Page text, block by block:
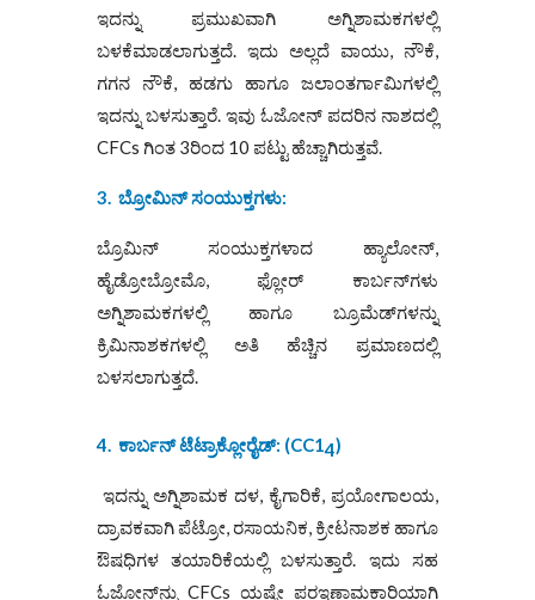
ಇದನ್ನು ಪ್ರಮುಖವಾಗಿ ಅಗ್ನಿಶಾಮಕಗಳಲ್ಲಿ
ಬಳಕೆಮಾಡಲಾಗುತ್ತದೆ. ಇದು ಅಲ್ಲದೆ ವಾಯು, ನೌಕೆ,
ಗಗನ ನೌಕೆ, ಹಡಗು ಹಾಗೂ ಜಲಾಂತರ್ಗಾಮಿಗಳಲ್ಲಿ
ಇದನ್ನು ಬಳಸುತ್ತಾರೆ. ಇವು ಓಜೋನ್ ಪದರಿನ ನಾಶದಲ್ಲಿ
CFCs ಗಿಂತ 3ರಿಂದ 10 ಪಟ್ಟು ಹೆಚ್ಚಾಗಿರುತ್ತವೆ.
3. ಬ್ರೋಮಿನ್ ಸಂಯುಕ್ತಗಳು:
ಬ್ರೊಮಿನ್ ಸಂಯುಕ್ತಗಳಾದ ಹ್ಯಾಲೋನ್,
ಹೈಡ್ರೋಬ್ರೋಮೊ, ಫ್ಲೋರ್ ಕಾರ್ಬನ್‌ಗಳು
ಅಗ್ನಿಶಾಮಕಗಳಲ್ಲಿ ಹಾಗೂ ಬ್ರೂಮೆಡ್‌ಗಳನ್ನು
ಕ್ರಿಮಿನಾಶಕಗಳಲ್ಲಿ ಅತಿ ಹೆಚ್ಚಿನ ಪ್ರಮಾಣದಲ್ಲಿ
ಬಳಸಲಾಗುತ್ತದೆ.
4. ಕಾರ್ಬನ್ ಟೆಟ್ರಾಕ್ಲೋರೈಡ್: (CC14)
ಇದನ್ನು ಅಗ್ನಿಶಾಮಕ ದಳ, ಕೈಗಾರಿಕೆ, ಪ್ರಯೋಗಾಲಯ,
ದ್ರಾವಕವಾಗಿ ಪೆಟ್ರೋ, ರಸಾಯನಿಕ, ಕ್ರೀಟನಾಶಕ ಹಾಗೂ
ಔಷಧಿಗಳ ತಯಾರಿಕೆಯಲ್ಲಿ ಬಳಸುತ್ತಾರೆ. ಇದು ಸಹ
ಓಜೋನ್‌ನ್ನು CFCs ಯಷ್ಟೇ ಪರಇಣಾಮಕಾರಿಯಾಗಿ